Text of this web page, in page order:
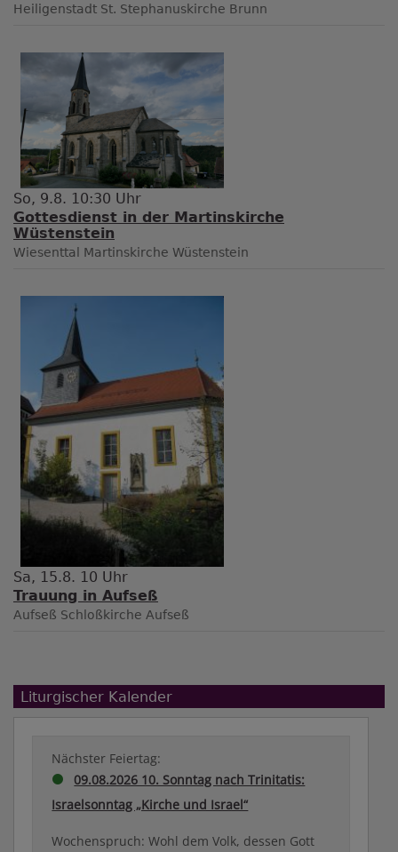
Heiligenstadt St. Stephanuskirche Brunn
So, 9.8. 10:30 Uhr
Gottesdienst in der Martinskirche
Wüstenstein
Wiesenttal Martinskirche Wüstenstein
Sa, 15.8. 10 Uhr
Trauung in Aufseß
Aufseß Schloßkirche Aufseß
Liturgischer Kalender
Nächster Feiertag:
09.08.2026 10. Sonntag nach Trinitatis:
Israelsonntag „Kirche und Israel“
Wochenspruch: Wohl dem Volk, dessen Gott